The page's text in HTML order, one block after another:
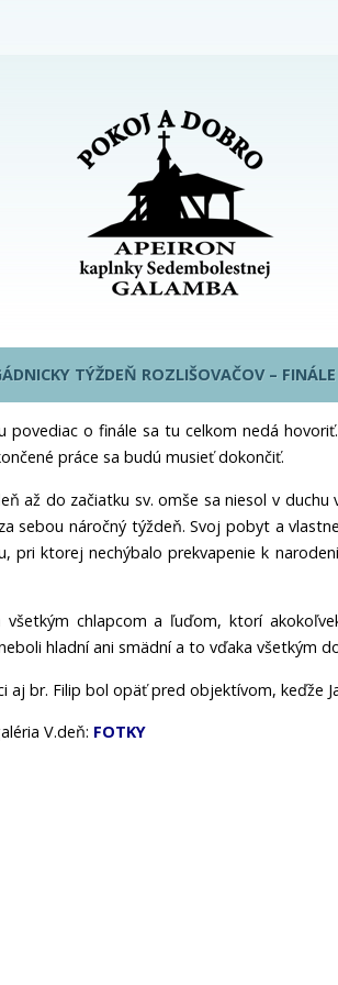
TÝŽDEŇ ROZLIŠOVAČOV –
povediac o finále sa tu celkom nedá
práce sa budú musieť dokončiť.
až do začiatku sv. omše sa niesol v
sebou náročný týždeň. Svoj pobyt a
pri ktorej nechýbalo prekvapenie k
všetkým chlapcom a ľuďom, ktorí
hladní ani smädní a to vďaka všetkým
aj br. Filip bol opäť pred objektívom, keďže
V.deň: FOTKY